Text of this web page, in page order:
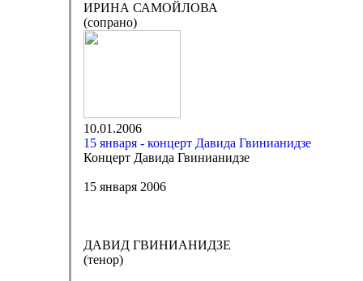
ИРИНА САМОЙЛОВА
(сопрано)
10.01.2006
15 января - концерт Давида Гвинианидзе
Концерт Давида Гвинианидзе
15 января 2006
ДАВИД ГВИНИАНИДЗЕ
(тенор)